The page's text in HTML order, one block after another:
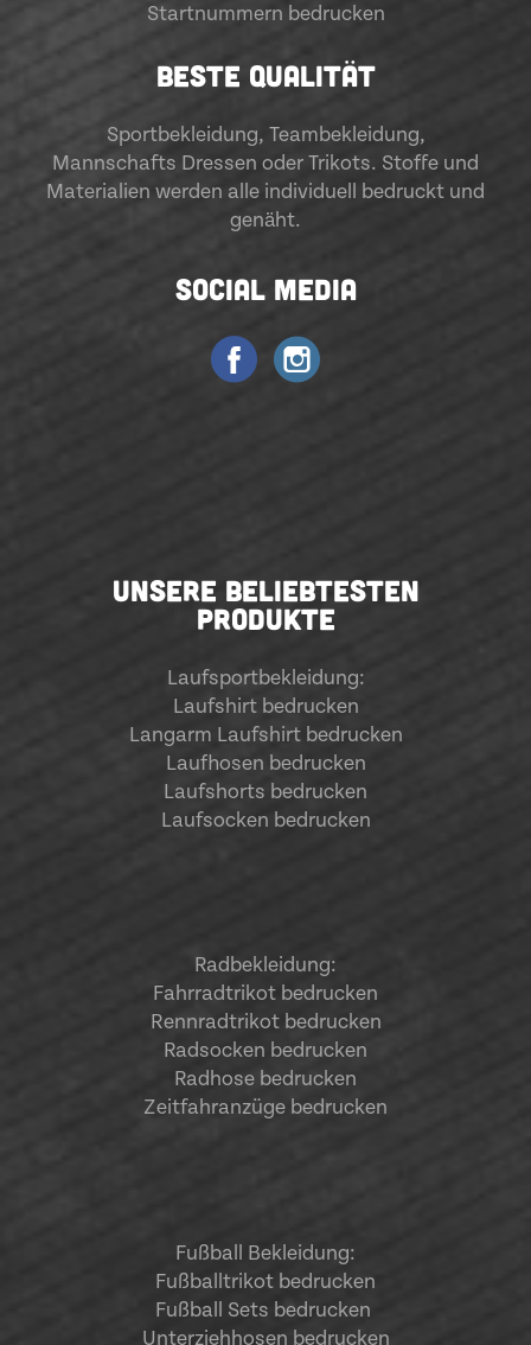
Startnummern bedrucken
BESTE QUALITÄT
Sportbekleidung, Teambekleidung,
Mannschafts Dressen oder Trikots. Stoffe und
Materialien werden alle individuell bedruckt und
genäht.
SOCIAL MEDIA
UNSERE BELIEBTESTEN
PRODUKTE
Laufsportbekleidung:
Laufshirt bedrucken
Langarm Laufshirt bedrucken
Laufhosen bedrucken
Laufshorts bedrucken
Laufsocken bedrucken
Radbekleidung:
Fahrradtrikot bedrucken
Rennradtrikot bedrucken
Radsocken bedrucken
Radhose bedrucken
Zeitfahranzüge bedrucken
Fußball Bekleidung:
Fußballtrikot bedrucken
Fußball Sets bedrucken
Unterziehhosen bedrucken